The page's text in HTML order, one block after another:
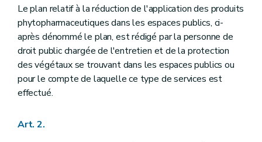
Le plan relatif à la réduction de l'application des produits
phytopharmaceutiques dans les espaces publics, ci-
après dénommé le plan, est rédigé par la personne de
droit public chargée de l'entretien et de la protection
des végétaux se trouvant dans les espaces publics ou
pour le compte de laquelle ce type de services est
effectué.
Art. 2.